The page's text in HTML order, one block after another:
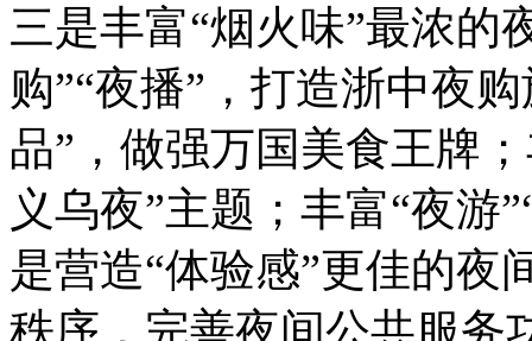
三是丰富“烟火味”最浓的
购”“夜播”，打造浙中夜
品”，做强万国美食王牌
义乌夜”主题；丰富“夜游
是营造“体验感”更佳的夜
秩序，完善夜间公共服务